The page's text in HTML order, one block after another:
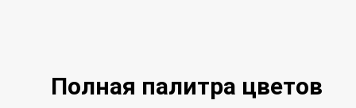
Полная палитра цветов